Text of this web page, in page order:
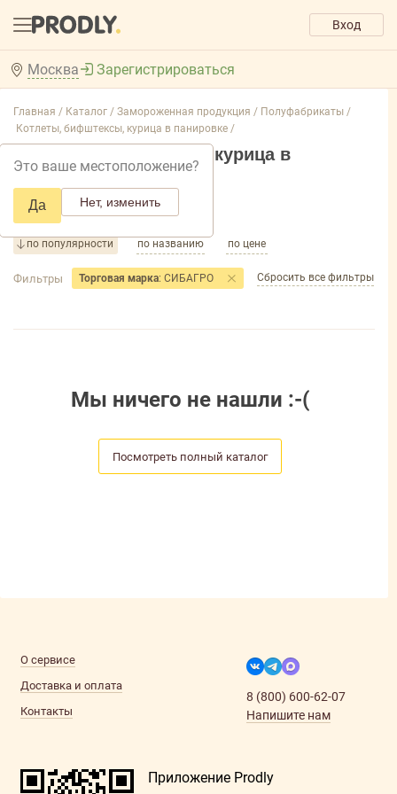
Вход
Москва
Это ваше местоположение?
Да Нет, изменить
Зарегистрироваться
Главная / Каталог / Замороженная продукция / Полуфабрикаты /
Котлеты, бифштексы, курица в панировке /
Котлеты, бифштексы, курица в
панировке
Добавить фильтр товаров
по популярности по названию по цене
Фильтры Торговая марка: СИБАГРО Сбросить все фильтры
Мы ничего не нашли :-(
Посмотреть полный каталог
О сервисе
Доставка и оплата
Контакты
8 (800) 600-62-07
Напишите нам
Приложение Prodly